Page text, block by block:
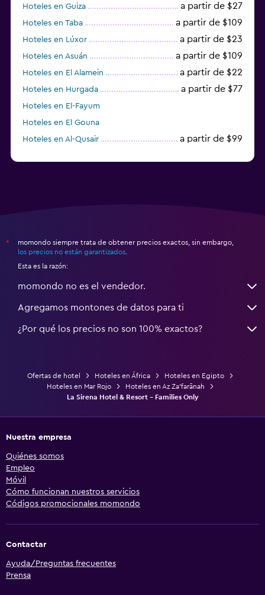
Hoteles en Guiza a partir de $27
Hoteles en Taba a partir de $109
Hoteles en Lúxor a partir de $23
Hoteles en Asuán a partir de $109
Hoteles en El Alamein a partir de $22
Hoteles en Hurgada a partir de $77
Hoteles en El-Fayum
Hoteles en El Gouna
Hoteles en Al-Qusair
a partir de $99
*
momondo siempre trata de obtener precios exactos, sin embargo,
los precios no están garantizados
Esta es la razón:
momondo no es el vendedor.
Agregamos montones de datos para ti
¿Por qué los precios no son 100% exactos?
Ofertas de hotel Hoteles en África
Hoteles en Egipto
Hoteles en Mar Rojo
Hoteles en Az Za‘farānah
La Sirena Hotel & Resort - Families Only
Nuestra empresa
Quiénes somos
Empleo
Móvil
Cómo funcionan nuestros servicios
Códigos promocionales momondo
Contactar
Ayuda/Preguntas frecuentes
Prensa